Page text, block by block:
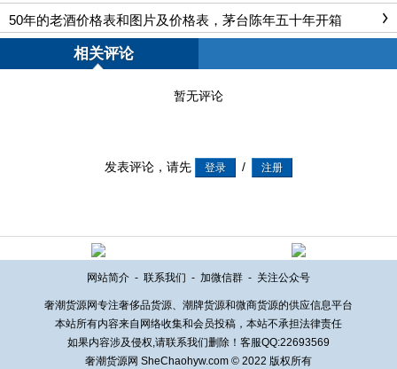
50年的老酒价格表和图片及价格表，茅台陈年五十年开箱
相关评论
暂无评论
发表评论，请先 /
网站简介 - 联系我们 - 加微信群 - 关注公众号
奢潮货源网专注奢侈品货源、潮牌货源和微商货源的供应信息平台
本站所有内容来自网络收集和会员投稿，本站不承担法律责任
如果内容涉及侵权,请联系我们删除！客服QQ:22693569
奢潮货源网 SheChaohyw.com © 2022 版权所有